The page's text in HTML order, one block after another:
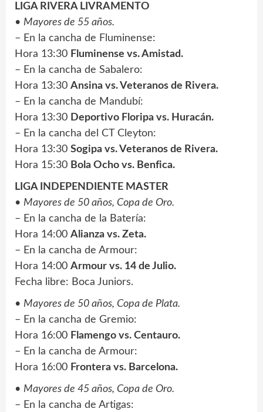
LIGA RIVERA LIVRAMENTO
• Mayores de 55 años.
– En la cancha de Fluminense:
Hora 13:30 Fluminense vs. Amistad.
– En la cancha de Sabalero:
Hora 13:30 Ansina vs. Veteranos de Rivera.
– En la cancha de Mandubí:
Hora 13:30 Deportivo Floripa vs. Huracán.
– En la cancha del CT Cleyton:
Hora 13:30 Sogipa vs. Veteranos de Rivera.
Hora 15:30 Bola Ocho vs. Benfica.
LIGA INDEPENDIENTE MASTER
• Mayores de 50 años, Copa de Oro.
– En la cancha de la Batería:
Hora 14:00 Alianza vs. Zeta.
– En la cancha de Armour:
Hora 14:00 Armour vs. 14 de Julio.
Fecha libre: Boca Juniors.
• Mayores de 50 años, Copa de Plata.
– En la cancha de Gremio:
Hora 16:00 Flamengo vs. Centauro.
– En la cancha de Armour:
Hora 16:00 Frontera vs. Barcelona.
• Mayores de 45 años, Copa de Oro.
– En la cancha de Artigas: